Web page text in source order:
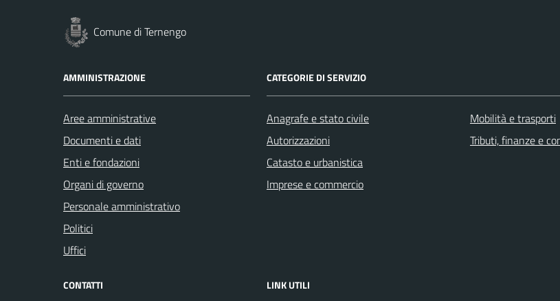
Comune di Ternengo
AMMINISTRAZIONE
Aree amministrative
Documenti e dati
Enti e fondazioni
Organi di governo
Personale amministrativo
Politici
Uffici
CATEGORIE DI SERVIZIO
Anagrafe e stato civile
Autorizzazioni
Catasto e urbanistica
Imprese e commercio
Mobilità e trasporti
Tributi, finanze e
CONTATTI LINK UTILI